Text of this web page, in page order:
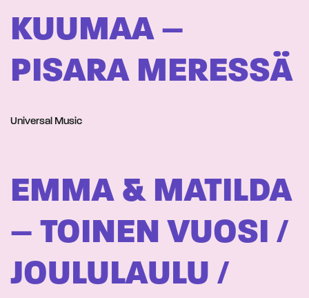
KUUMAA –
PISARA MERESSÄ
Universal Music
EMMA & MATILDA
– TOINEN VUOSI /
JOULULAULU /